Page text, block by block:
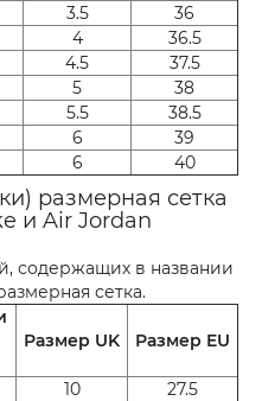
3.5
36
4
36.5
4.5
37.5
5
38
5.5
38.5
6
39
6 40
размерная сетка
и Air Jordan
содержащих в названии
сетка.
Размер UK Размер EU
10
27.5